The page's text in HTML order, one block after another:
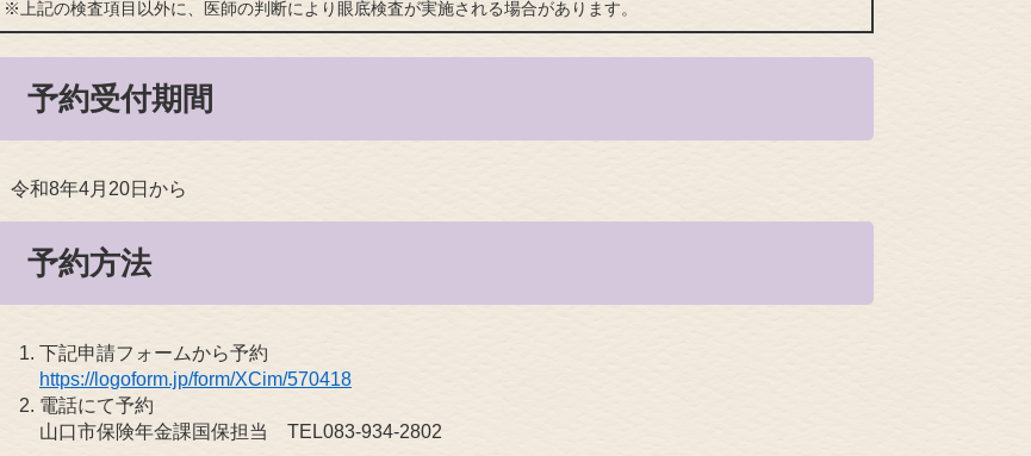
※上記の検査項目以外に、医師の判断により眼底検査が実施される場合があります。
予約受付期間
令和8年4月20日から​
予約方法
下記申請フォームから予約
https://logoform.jp/form/XCim/570418
電話にて予約
山口市保険年金課国保担当 TEL083-934-2802